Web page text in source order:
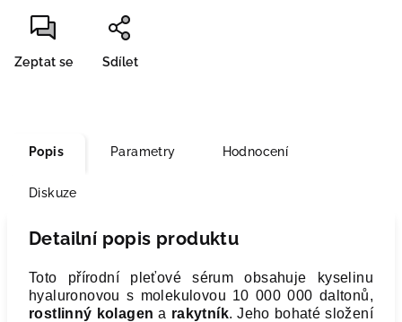
Zeptat se Sdílet
Popis Parametry Hodnocení
Diskuze
Detailní popis produktu
Toto přírodní pleťové sérum obsahuje kyselinu
hyaluronovou s molekulovou 10 000 000 daltonů,
rostlinný kolagen a rakytník. Jeho bohaté složení